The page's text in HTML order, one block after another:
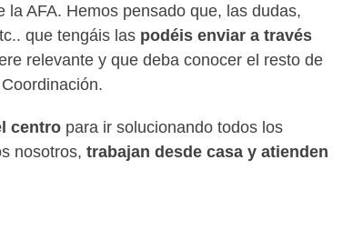
AFA. Hemos pensado que, las dudas,
que tengáis las podéis enviar a través
relevante y que deba conocer el resto de
centro para ir solucionando todos los
nosotros, trabajan desde casa y atienden